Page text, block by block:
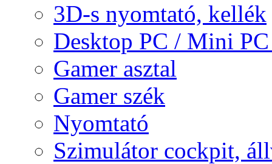
3D-s nyomtató, kellék
Desktop PC / Mini
Gamer asztal
Gamer szék
Nyomtató
Szimulátor cockpit,